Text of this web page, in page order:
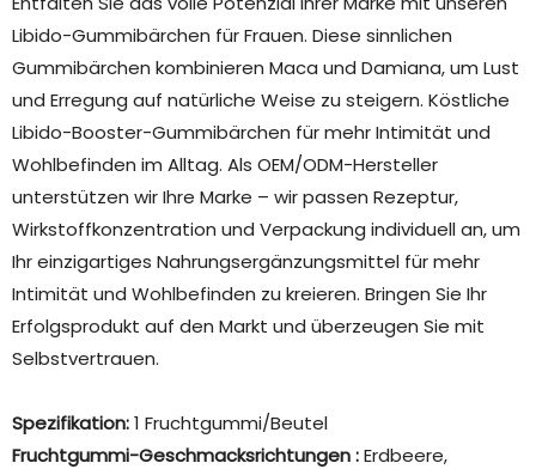
Libido-Gummibärchen für Frauen. Diese sinnlichen
Gummibärchen kombinieren Maca und Damiana, um Lust
und Erregung auf natürliche Weise zu steigern. Köstliche
Libido-Booster-Gummibärchen für mehr Intimität und
Wohlbefinden im Alltag. Als OEM/ODM-Hersteller
unterstützen wir Ihre Marke – wir passen Rezeptur,
Wirkstoffkonzentration und Verpackung individuell an, um
Ihr einzigartiges Nahrungsergänzungsmittel für mehr
Intimität und Wohlbefinden zu kreieren. Bringen Sie Ihr
Erfolgsprodukt auf den Markt und überzeugen Sie mit
Selbstvertrauen.
Spezifikation:1 Fruchtgummi/Beutel
Fruchtgummi-Geschmacksrichtungen:Erdbeere,